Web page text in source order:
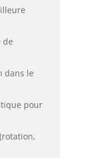
de
dans le
pour